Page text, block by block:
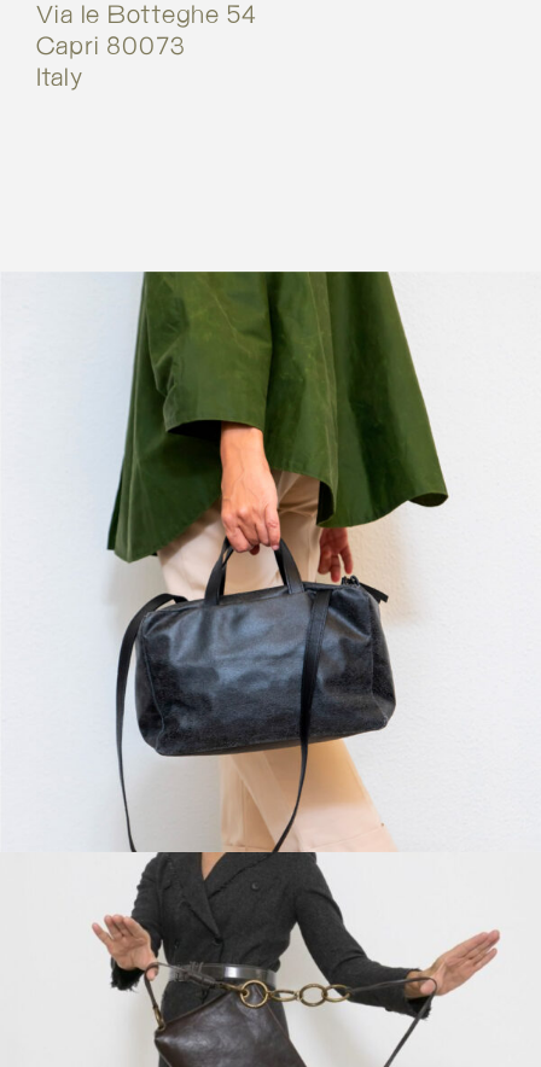
Via le Botteghe 54
Capri 80073
Italy
Penalty Pride
Vicoletto Sant’Arpino 2/3
Napoli 80121
More info
4762.9 km
Calcola percorso
Profumeria Bizzarri
Via Roma 46
Terracina (RM) 04019
More info
Calcola percorso
Ada Lauri Lab
Via dei Due Principi 57
Avellino 83100